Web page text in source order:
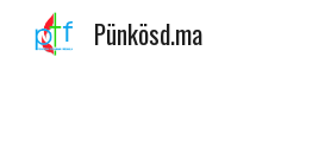
Pünkösd.ma